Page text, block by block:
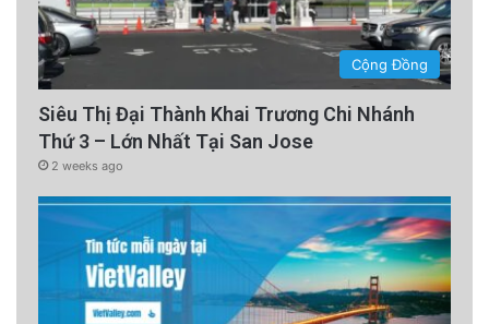
Cộng Đồng
Siêu Thị Đại Thành Khai Trương Chi Nhánh
Thứ 3 – Lớn Nhất Tại San Jose
2 weeks ago